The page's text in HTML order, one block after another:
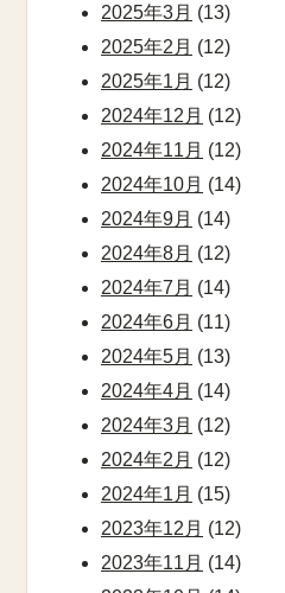
2025年3月 (13)
2025年2月 (12)
2025年1月 (12)
2024年12月 (12)
2024年11月 (12)
2024年10月 (14)
2024年9月 (14)
2024年8月 (12)
2024年7月 (14)
2024年6月 (11)
2024年5月 (13)
2024年4月 (14)
2024年3月 (12)
2024年2月 (12)
2024年1月 (15)
2023年12月 (12)
2023年11月 (14)